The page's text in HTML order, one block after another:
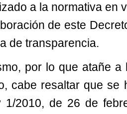
a la normativa en
de este
de transparencia.
por lo que atañe
cabe resaltar que se
1/2010, de 26 de